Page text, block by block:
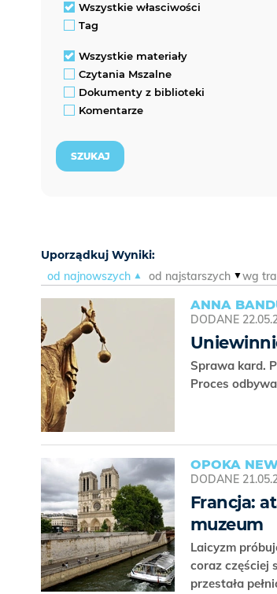
Wszystkie własciwości
Tag
Wszystkie materiały
Czytania Mszalne
Dokumenty z biblioteki
Komentarze
Uporządkuj Wyniki:
od najnowszych
od najstarszych wg
ANNA
DODANE
Sprawa kard.
Proces
OPOKA
DODANE
Francja:
muzeum
Laicyzm
coraz częściej
przestała